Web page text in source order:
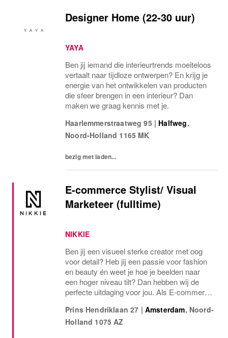
Designer Home (22-30 uur)
YAYA
Ben jij iemand die interieurtrends moeiteloos
vertaalt naar tijdloze ontwerpen? En krijg je
energie van het ontwikkelen van producten
die sfeer brengen in een interieur? Dan
maken we graag kennis met je.
Haarlemmerstraatweg 95 | Halfweg,
Noord-Holland 1165 MK
bezig met laden...
E-commerce Stylist/ Visual
Marketeer (fulltime)
NIKKIE
Ben jij een visueel sterke creator met oog
voor detail? Heb jij een passie voor fashion
en beauty én weet je hoe je beelden naar
een hoger niveau tilt? Dan hebben wij de
perfecte uitdaging voor jou. Als E-commerce
BRANDS krijg jij de kans om jouw talenten
in t
Prins Hendriklaan 27 | Amsterdam, Noord-
Holland 1075 AZ